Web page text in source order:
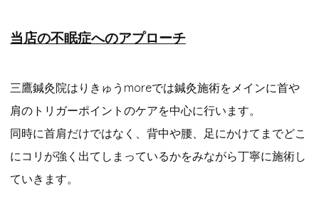
当店の不眠症へのアプローチ
三鷹鍼灸院はりきゅうmoreでは鍼灸施術をメインに首や
肩のトリガーポイントのケアを中心に行います。
同時に首肩だけではなく、背中や腰、足にかけてまでどこ
にコリが強く出てしまっているかをみながら丁寧に施術し
ていきます。